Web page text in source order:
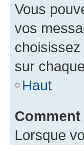
Vous
vos
sur
Haut
Lorsque